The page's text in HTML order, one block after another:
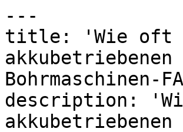
---
title: 'Wie oft
akkubetriebenen
Bohrmaschinen-
description:
akkubetriebenen